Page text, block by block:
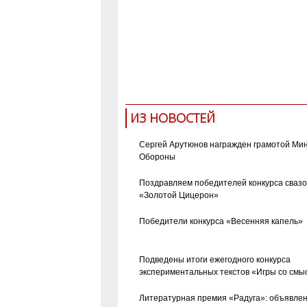
ИЗ НОВОСТЕЙ
Сергей Арутюнов награжден грамотой
Обороны
Поздравляем победителей конкурса
«Золотой Цицерон»
Победители конкурса «Весенняя капель»
Подведены итоги ежегодного конкурса
экспериментальных текстов «Игры со
Литературная премия «Радуга»: